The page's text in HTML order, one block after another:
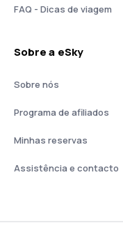
FAQ - Dicas de viagem
Sobre a eSky
Sobre nós
Programa de afiliados
Minhas reservas
Assistência e contacto